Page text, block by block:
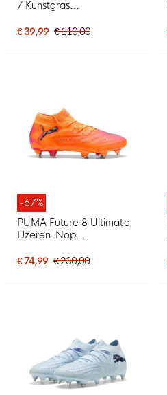
/ Kunstgras
Kids Oranje Roze Zwart
€ 39,99 € 110,00
-67%
PUMA Future 8 Ultimate
IJzeren-Nop
Oranje Roze Zwart
€ 74,99 € 230,00